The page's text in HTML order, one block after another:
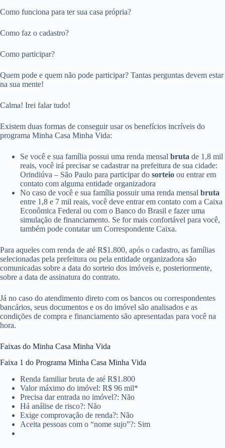
Como funciona para ter sua casa própria?
Como faz o cadastro?
Como participar?
Quem pode e quem não pode participar? Tantas perguntas devem estar
na sua mente!
Calma! Irei falar tudo!
Existem duas formas de conseguir usar os benefícios incríveis do
programa Minha Casa Minha Vida:
Se você e sua família possui uma renda mensal bruta de 1,8 mil
reais, você irá precisar se cadastrar na prefeitura de sua cidade:
Orindiúva – São Paulo para participar do sorteio ou entrar em
contato com alguma entidade organizadora
No caso de você e sua família possuir uma renda mensal bruta
entre 1,8 e 7 mil reais, você deve entrar em contato com a Caixa
Econômica Federal ou com o Banco do Brasil e fazer uma
simulação de financiamento. Se for mais confortável para você,
também pode contatar um Correspondente Caixa.
Para aqueles com renda de até R$1.800, após o cadastro, as famílias
selecionadas pela prefeitura ou pela entidade organizadora são
comunicadas sobre a data do sorteio dos imóveis e, posteriormente,
sobre a data de assinatura do contrato.
Já no caso do atendimento direto com os bancos ou correspondentes
bancários, seus documentos e os do imóvel são analisados e as
condições de compra e financiamento são apresentadas para você na
hora.
Faixas do Minha Casa Minha Vida
Faixa 1 do Programa Minha Casa Minha Vida
Renda familiar bruta de até R$1.800
Valor máximo do imóvel: R$ 96 mil*
Precisa dar entrada no imóvel?: Não
Há análise de risco?: Não
Exige comprovação de renda?: Não
Aceita pessoas com o “nome sujo”?: Sim